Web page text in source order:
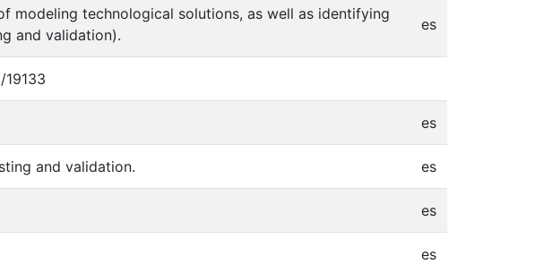
modeling technological solutions, as well as identifying
and validation).
es
es
and validation. es
es
es